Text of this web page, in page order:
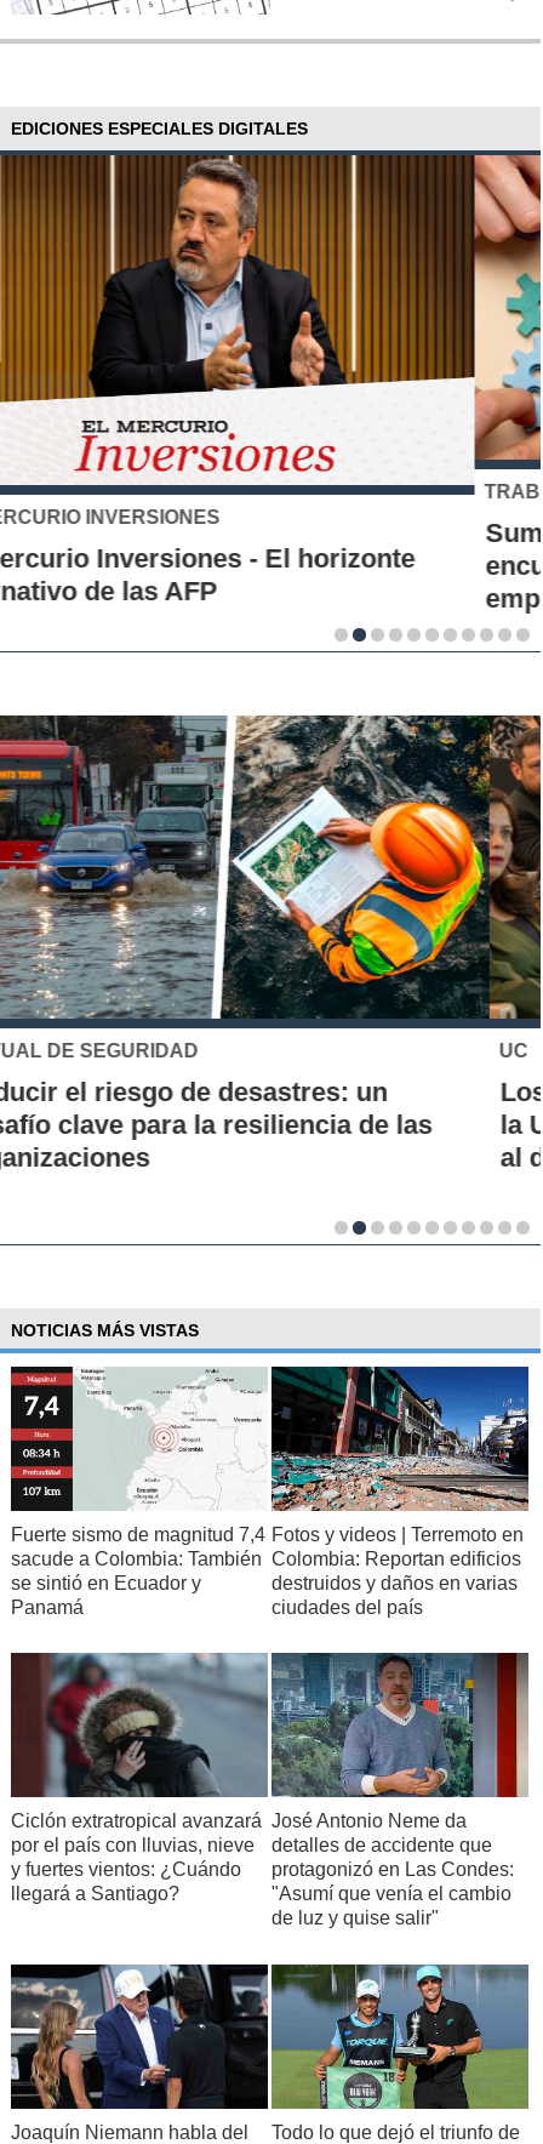
EDICIONES ESPECIALES DIGITALES
TRABAJANDO.COM Y SODEXO
Summit Ecosistema del Trabajo 2026: el
encuentro que busca analizar la crisis del
empleo en Chile
UC
Los 70 años de la Carrera de Química de
la UC: Conoce su historia, hitos y aporte
al desarrollo científico del país
NOTICIAS MÁS VISTAS
Fuerte sismo de magnitud 7,4
sacude a Colombia: También
se sintió en Ecuador y
Panamá
Fotos y videos | Terremoto en
Colombia: Reportan edificios
destruidos y daños en varias
ciudades del país
Ciclón extratropical avanzará
por el país con lluvias, nieve
y fuertes vientos: ¿Cuándo
llegará a Santiago?
José Antonio Neme da
detalles de accidente que
protagonizó en Las Condes:
"Asumí que venía el cambio
de luz y quise salir"
Joaquín Niemann habla del
Todo lo que dejó el triunfo de